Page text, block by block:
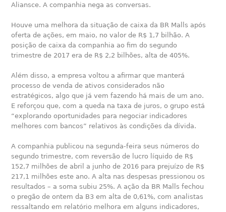
Aliansce. A companhia nega as conversas.
Houve uma melhora da situação de caixa da BR Malls após
oferta de ações, em maio, no valor de R$ 1,7 bilhão. A
posição de caixa da companhia ao fim do segundo
trimestre de 2017 era de R$ 2,2 bilhões, alta de 405%.
Além disso, a empresa voltou a afirmar que manterá
processo de venda de ativos considerados não
estratégicos, algo que já vem fazendo há mais de um ano.
E reforçou que, com a queda na taxa de juros, o grupo está
“explorando oportunidades para negociar indicadores
melhores com bancos” relativos às condições da dívida.
A companhia publicou na segunda-feira seus números do
segundo trimestre, com reversão de lucro líquido de R$
152,7 milhões de abril a junho de 2016 para prejuízo de R$
217,1 milhões este ano. A alta nas despesas pressionou os
resultados – a soma subiu 25%. A ação da BR Malls fechou
o pregão de ontem da B3 em alta de 0,61%, com analistas
ressaltando em relatório melhora em alguns indicadores,